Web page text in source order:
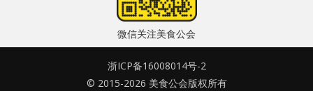
记住我的登录状态
信息发布
悬赏测评
私家厨房
微信关注美食公会
浙ICP备16008014号-2
© 2015-2026 美食公会版权所有